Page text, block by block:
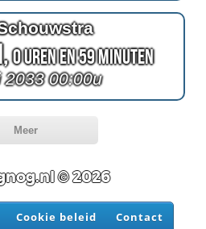
0 Uren en 59 Minuten
2033 00:00u
Meer
© 2026
Cookie beleid Contact